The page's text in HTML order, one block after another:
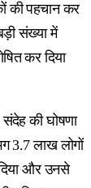
की पहचान कर
संख्या में
कर दिया
की घोषणा
3.7 लाख लोगों
और उनसे